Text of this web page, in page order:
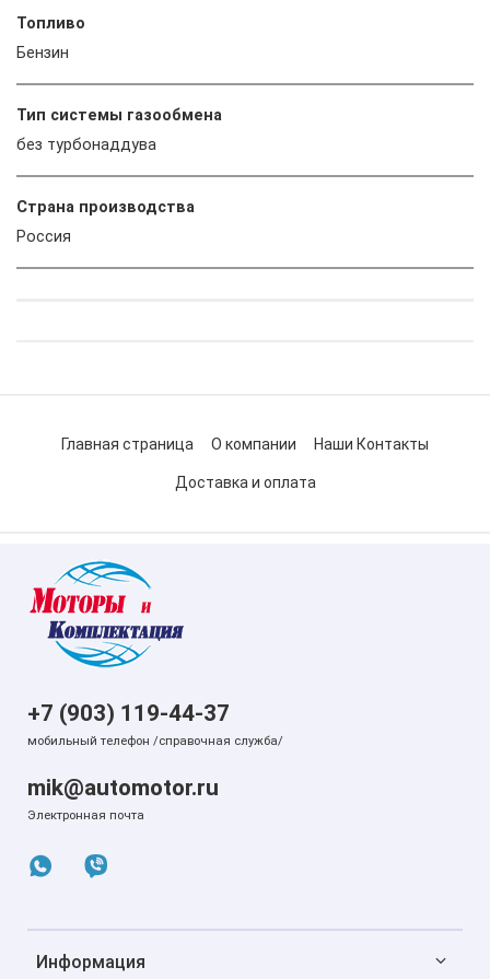
Топливо
Бензин
Тип системы газообмена
без турбонаддува
Страна производства
Россия
Главная страница О компании Наши Контакты
Доставка и оплата
Информация
+7 (903) 119-44-37
мобильный телефон /справочная служба/
mik@automotor.ru
Электронная почта